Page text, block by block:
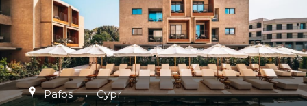
Pafos → Cypr